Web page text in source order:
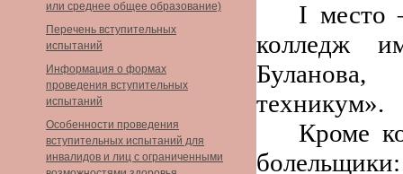
или среднее общее образование)
Перечень вступительных
испытаний
Информация о формах
проведения вступительных
испытаний
Особенности проведения
вступительных испытаний для
инвалидов и лиц с ограниченными
I место
колледж
техникум».
Кроме